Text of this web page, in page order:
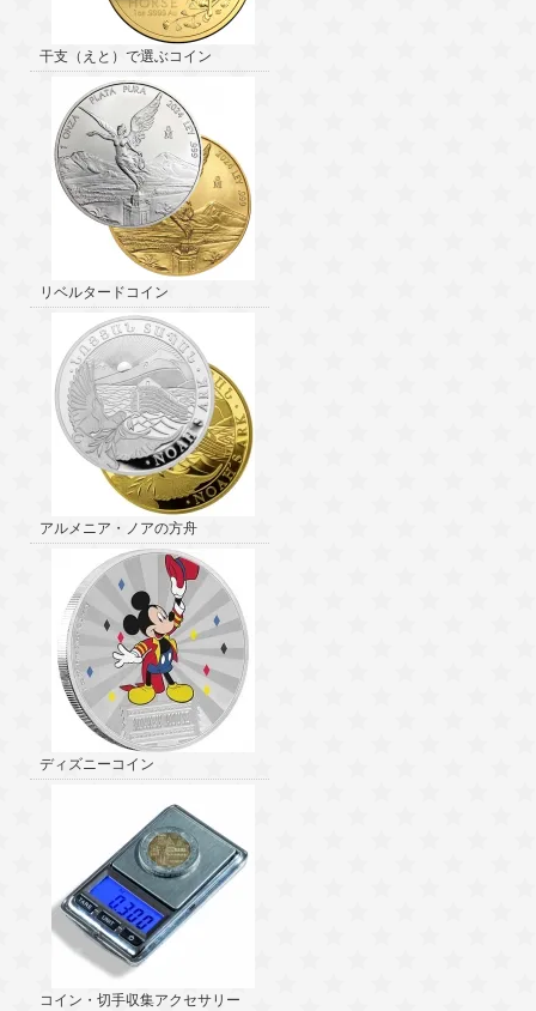
干支（えと）で選ぶコイン
リベルタードコイン
アルメニア・ノアの方舟
ディズニーコイン
コイン・切手収集アクセサリー